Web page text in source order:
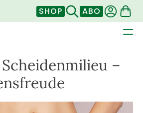
SHOP ABO
–